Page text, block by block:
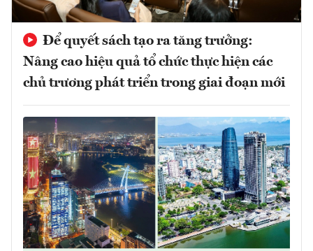
Để quyết sách tạo ra tăng trưởng:
Nâng cao hiệu quả tổ chức thực hiện các
chủ trương phát triển trong giai đoạn mới